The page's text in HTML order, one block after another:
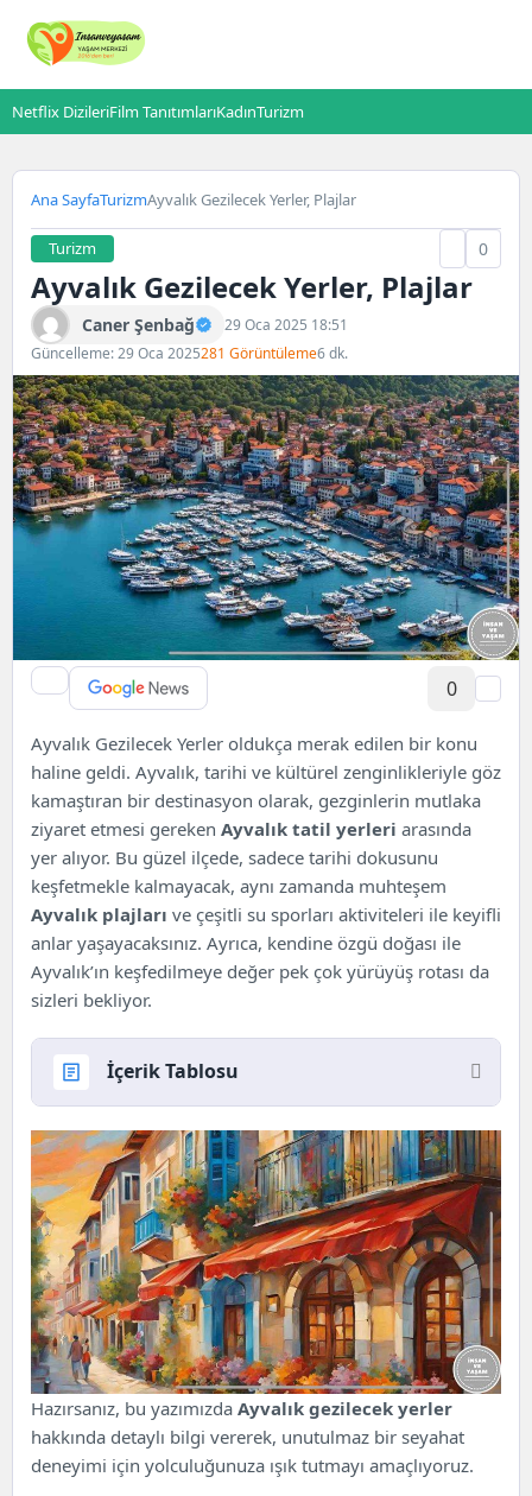
Netflix DizileriFilm TanıtımlarıKadınTurizm
Ana SayfaTurizmAyvalık Gezilecek Yerler, Plajlar
Turizm 0
Ayvalık Gezilecek Yerler, Plajlar
Caner Şenbağ
29 Oca 2025 18:51
Güncelleme: 29 Oca 2025281 Görüntüleme6 dk.
0
Ayvalık Gezilecek Yerler oldukça merak edilen bir konu
haline geldi. Ayvalık, tarihi ve kültürel zenginlikleriyle göz
kamaştıran bir destinasyon olarak, gezginlerin mutlaka
ziyaret etmesi gereken Ayvalık tatil yerleri arasında
yer alıyor. Bu güzel ilçede, sadece tarihi dokusunu
keşfetmekle kalmayacak, aynı zamanda muhteşem
Ayvalık plajları ve çeşitli su sporları aktiviteleri ile keyifli
anlar yaşayacaksınız. Ayrıca, kendine özgü doğası ile
Ayvalık’ın keşfedilmeye değer pek çok yürüyüş rotası da
sizleri bekliyor.
İçerik Tablosu
Ayvalık’ın Tarihi ve Kültürel Zenginlikleri
Ayvalık’ta Mutlaka Görülmesi Gereken Tarihi
Yerler
Tarihi Camiler
Eski Rum Evleri
Sarımsaklı Plajı Yanında Antik Kalıntılar
Ayvalık Plajları ve Su Sporları
En Popüler Plajlar
Ayvalık’ta Doğa Yürüyüşü ve Keşif Alanları
Popüler Yürüyüş Parkurları
Keşif Alanları
Hazırsanız, bu yazımızda Ayvalık gezilecek yerler
hakkında detaylı bilgi vererek, unutulmaz bir seyahat
deneyimi için yolculuğunuza ışık tutmayı amaçlıyoruz.